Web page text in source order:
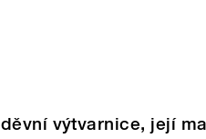
výtvarnice, její